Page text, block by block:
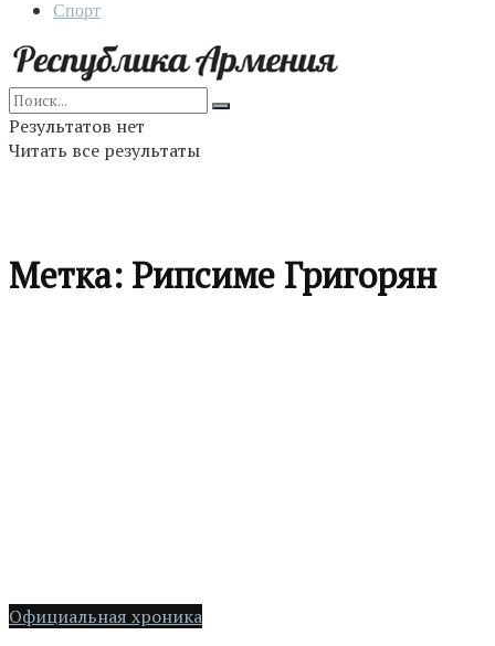
Спорт
Результатов нет
Читать все результаты
Метка: Рипсиме Григорян
Официальная хроника